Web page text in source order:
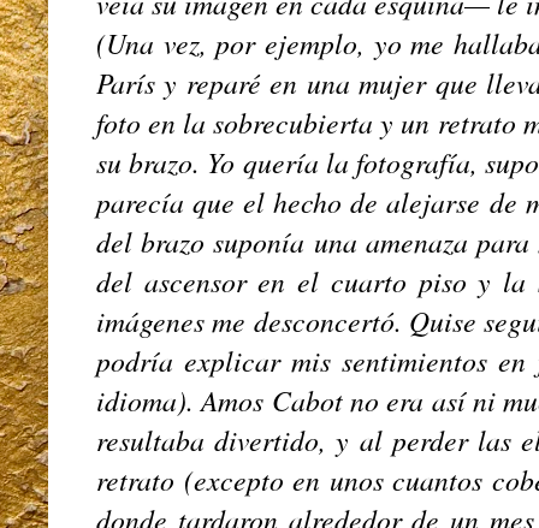
(Una vez, por ejemplo, yo me
París y reparé en una mujer que
foto en la sobrecubierta y un retrato
su brazo. Yo quería la fotografía,
parecía que el hecho de alejarse de
del brazo suponía una amenaza
del ascensor en el cuarto piso y la
imágenes me desconcertó. Quise
podría explicar mis sentimientos
idioma). Amos Cabot no era así ni
resultaba divertido, y al perder las
retrato (excepto en unos cuantos
donde tardaron alrededor de un